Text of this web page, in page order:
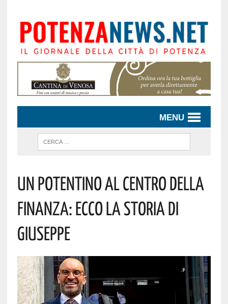
MENU
Un Potentino Al Centro Della
Finanza: Ecco La Storia Di
Giuseppe